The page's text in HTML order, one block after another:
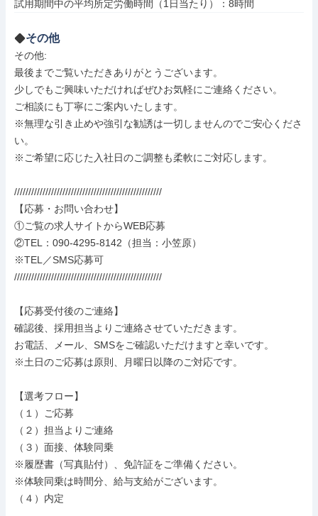
試用期間中の平均所定労働時間（1日当たり）：8時間
その他
その他:
最後までご覧いただきありがとうございます。
少しでもご興味いただければぜひお気軽にご連絡ください。
ご相談にも丁寧にご案内いたします。
※無理な引き止めや強引な勧誘は一切しませんのでご安心くださ
い。
※ご希望に応じた入社日のご調整も柔軟にご対応します。
////////////////////////////////////////////////////
【応募・お問い合わせ】
①ご覧の求人サイトからWEB応募
②TEL：090-4295-8142（担当：小笠原）
※TEL／SMS応募可
////////////////////////////////////////////////////
【応募受付後のご連絡】
確認後、採用担当よりご連絡させていただきます。
お電話、メール、SMSをご確認いただけますと幸いです。
※土日のご応募は原則、月曜日以降のご対応です。
【選考フロー】
（１）ご応募
（２）担当よりご連絡
（３）面接、体験同乗
※履歴書（写真貼付）、免許証をご準備ください。
※体験同乗は時間分、給与支給がございます。
（４）内定